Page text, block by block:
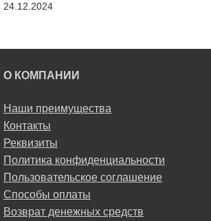
24.12.2024
О КОМПАНИИ
Наши преимущества
Контакты
Реквизиты
Политика конфиденциальности
Пользовательское соглашение
Способы оплаты
Возврат денежных средств